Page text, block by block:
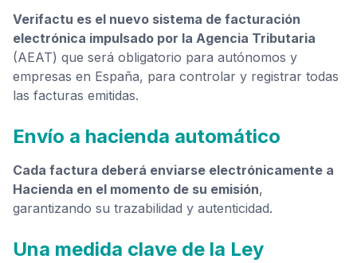
Verifactu es el nuevo sistema de facturación
electrónica impulsado por la Agencia Tributaria
(AEAT) que será obligatorio para autónomos y
empresas en España, para controlar y registrar todas
las facturas emitidas.
Envío a hacienda automático
Cada factura deberá enviarse electrónicamente a
Hacienda en el momento de su emisión,
garantizando su trazabilidad y autenticidad.
Una medida clave de la Ley